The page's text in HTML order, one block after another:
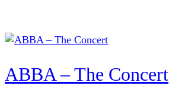
ABBA – The Concert